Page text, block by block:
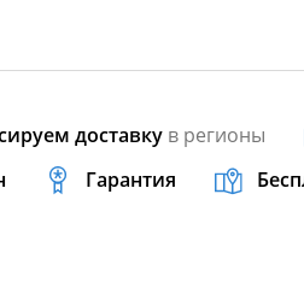
доставку в регионы
Гарантия